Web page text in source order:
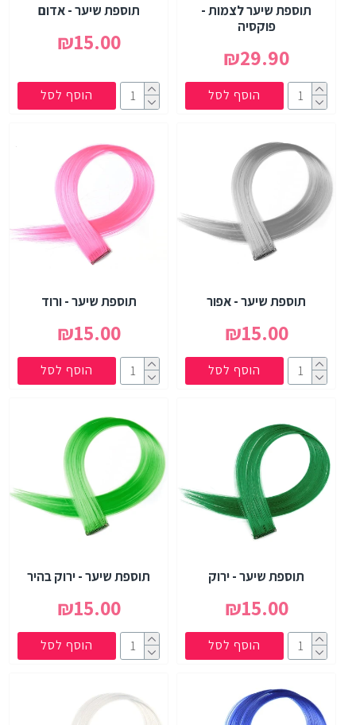
תוספת שיער לצמות -
פוקסיה
₪29.90
הוסף לסל
תוספת שיער - אדום
₪15.00
הוסף לסל
תוספת שיער - אפור
₪15.00
הוסף לסל
תוספת שיער - ורוד
₪15.00
הוסף לסל
תוספת שיער - ירוק
₪15.00
הוסף לסל
תוספת שיער - ירוק בהיר
₪15.00
הוסף לסל